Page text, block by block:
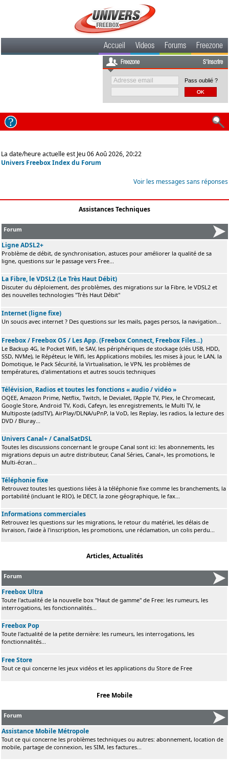
Accueil Videos Forums Freezone
Freezone S'inscrire
Pass oublié ?
La date/heure actuelle est Jeu 06 Aoû 2026, 20:22
Univers Freebox Index du Forum
Voir les messages sans réponses
Assistances Techniques
Forum
Ligne ADSL2+
Problème de débit, de synchronisation, astuces pour améliorer la qualité de sa
ligne, questions sur le passage vers Free...
La Fibre, le VDSL2 (Le Très Haut Débit)
Discuter du déploiement, des problèmes, des migrations sur la Fibre, le VDSL2 et
des nouvelles technologies "Très Haut Débit"
Internet (ligne fixe)
Un soucis avec internet ? Des questions sur les mails, pages persos, la navigation...
Freebox / Freebox OS / Les App. (Freebox Connect, Freebox Files...)
Le Backup 4G, le Pocket Wifi, le SAV, les périphériques de stockage (clés USB, HDD,
SSD, NVMe), le Répéteur, le Wifi, les Applications mobiles, les mises à jour, le LAN, la
Domotique, le Pack Sécurité, la Virtualisation, le VPN, les problèmes de
températures, d'alimentations et autres soucis techniques
Télévision, Radios et toutes les fonctions « audio / vidéo »
OQEE, Amazon Prime, Netflix, Twitch, le Devialet, l'Apple TV, Plex, le Chromecast,
Google Store, Android TV, Kodi, Cafeyn, les enregistrements, le Multi TV, le
Multiposte (adslTV), AirPlay/DLNA/uPnP, la VoD, les Replay, les radios, la lecture des
DVD / Bluray...
Univers Canal+ / CanalSatDSL
Toutes les discussions concernant le groupe Canal sont ici: les abonnements, les
migrations depuis un autre distributeur, Canal Séries, Canal+, les promotions, le
Multi-écran...
Téléphonie fixe
Retrouvez toutes les questions liées à la téléphonie fixe comme les branchements, la
portabilité (incluant le RIO), le DECT, la zone géographique, le fax...
Informations commerciales
Retrouvez les questions sur les migrations, le retour du matériel, les délais de
livraison, l'aide à l'inscription, les promotions, une réclamation, un colis perdu...
Articles, Actualités
Forum
Freebox Ultra
Toute l'actualité de la nouvelle box "Haut de gamme" de Free: les rumeurs, les
interrogations, les fonctionnalités...
Freebox Pop
Toute l'actualité de la petite dernière: les rumeurs, les interrogations, les
fonctionnalités...
Free Store
Tout ce qui concerne les jeux vidéos et les applications du Store de Free
Free Mobile
Forum
Assistance Mobile Métropole
Tout ce qui concerne les problèmes techniques ou autres: abonnement, location de
mobile, partage de connexion, les SIM, les factures...